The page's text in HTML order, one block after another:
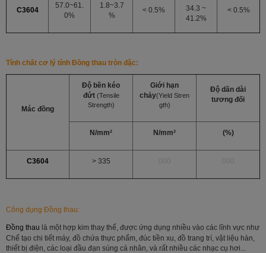
C3604
57.0~61.
0%
1.8~3.7
%
< 0.5%
34.3 ~
41.2%
< 0.5%
Tính chất cơ lý tính Đồng thau tròn đặc:
Mác đồng
Độ bền kéo
đứt (Tensile
Strength)
Giới hạn
chảy(Yield Stren
gth)
Độ dãn dài
tương đối
N/mm² N/mm² (%)
C3604 > 335
Công dụng Đồng thau:
Đồng thau là một hợp kim thay thế, được ứng dụng nhiều vào các lĩnh vực như
Chế tạo chi tiết máy, đồ chứa thực phẩm, đúc tiền xu, đồ trang trí, vật liệu hàn,
thiết bị điện, các loại đầu đạn súng cá nhân, và rất nhiều các nhạc cụ hơi...